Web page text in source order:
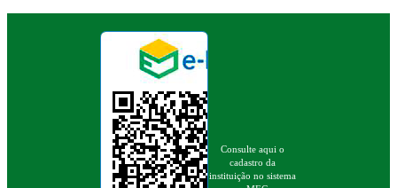
Consulte aqui o
cadastro da
instituição no sistema